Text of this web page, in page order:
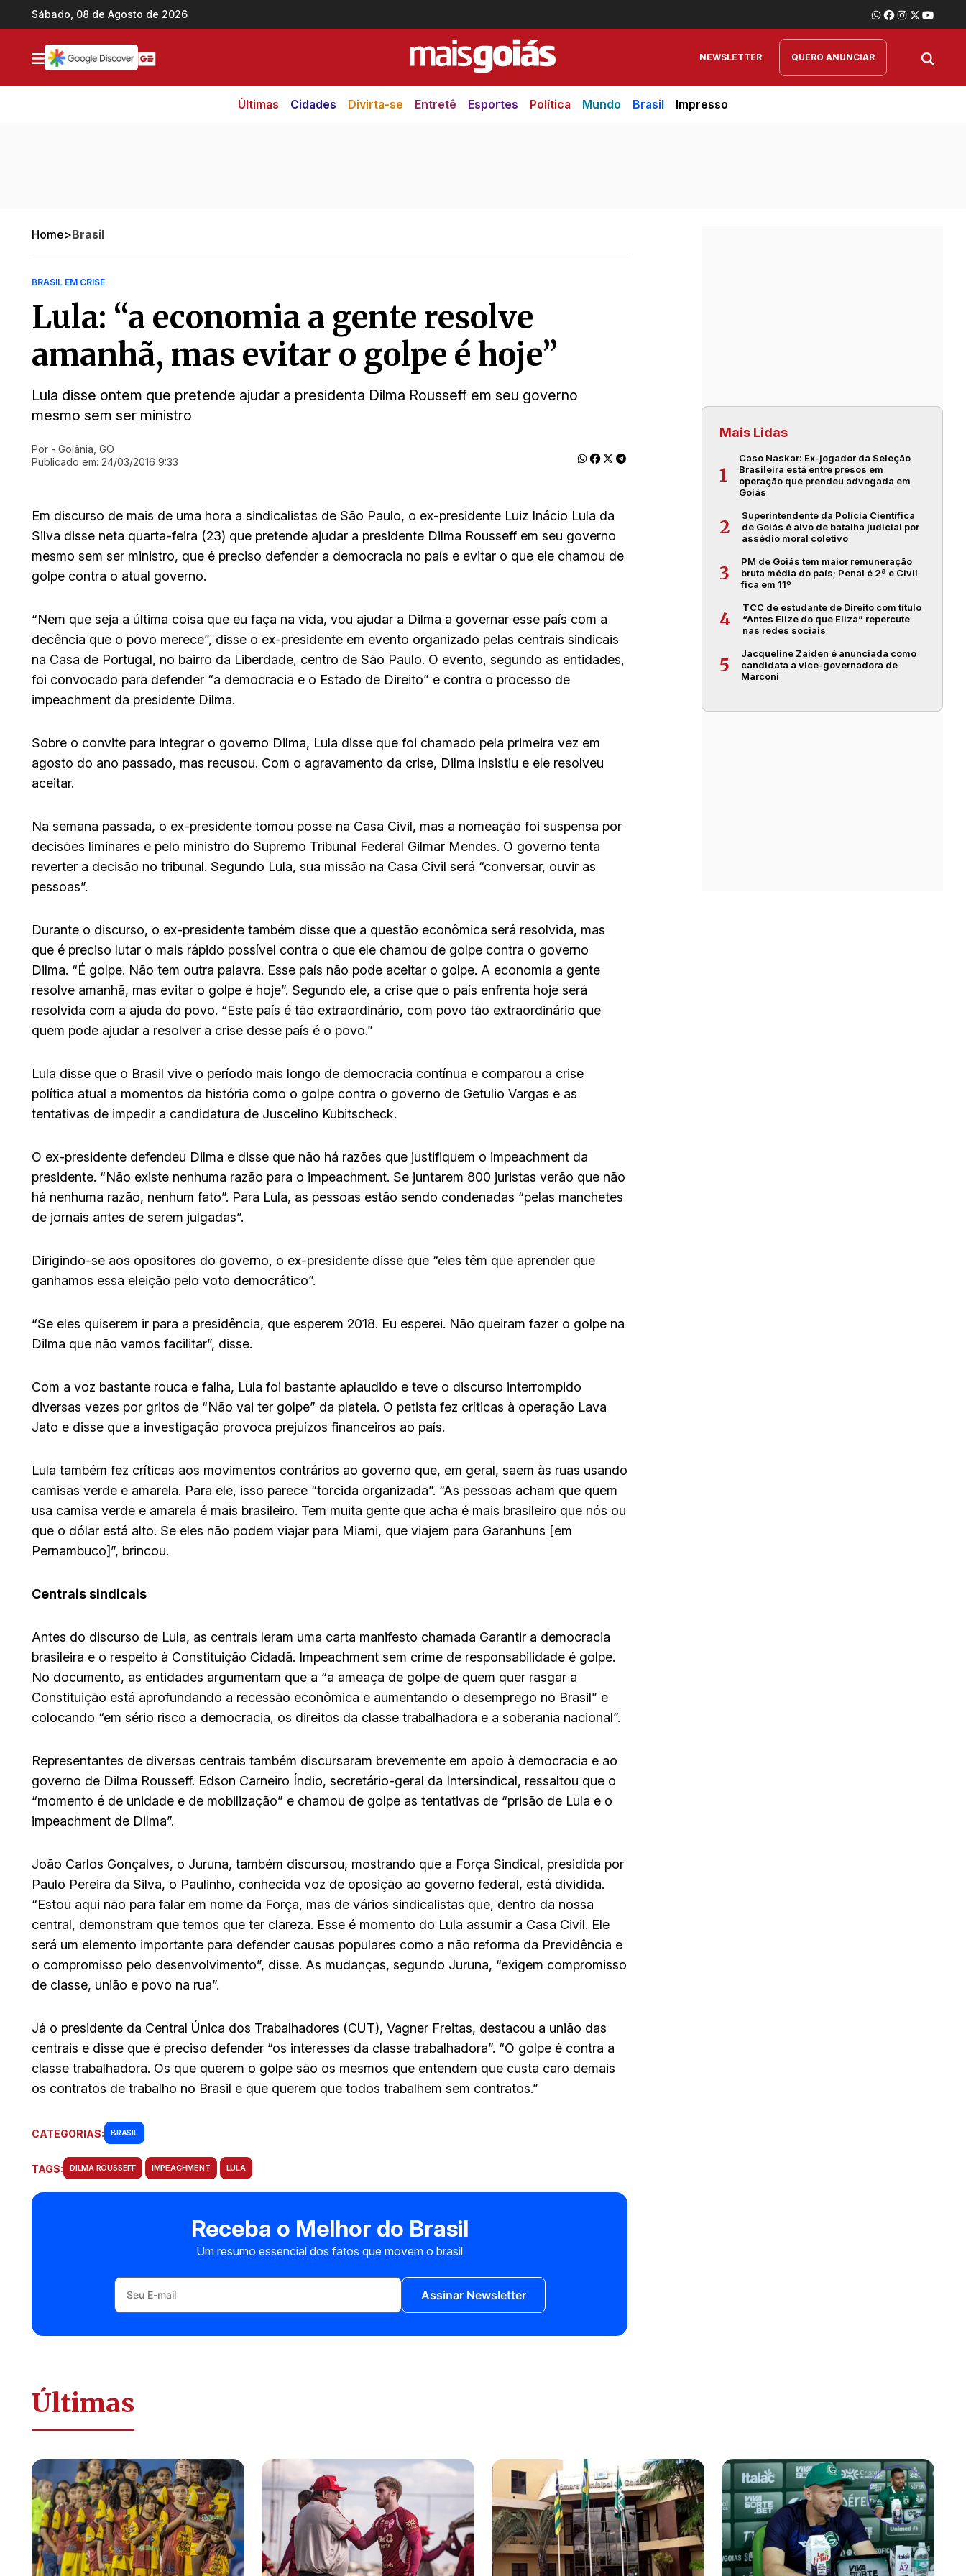
Ir direto pro conteúdo
Sábado, 08 de Agosto de 2026
NEWSLETTER QUERO ANUNCIAR
Últimas Cidades Divirta-se Entretê Esportes Política Mundo Brasil Impresso
Home>Brasil
BRASIL EM CRISE
Lula: “a economia a gente resolve
amanhã, mas evitar o golpe é hoje”
Lula disse ontem que pretende ajudar a presidenta Dilma Rousseff em seu governo
mesmo sem ser ministro
Ir direto pra matéria
Por - Goiânia, GO
Publicado em: 24/03/2016 9:33
Em discurso de mais de uma hora a sindicalistas de São Paulo, o ex-presidente Luiz Inácio Lula da
Silva disse neta quarta-feira (23) que pretende ajudar a presidente Dilma Rousseff em seu governo
mesmo sem ser ministro, que é preciso defender a democracia no país e evitar o que ele chamou de
golpe contra o atual governo.
“Nem que seja a última coisa que eu faça na vida, vou ajudar a Dilma a governar esse país com a
decência que o povo merece”, disse o ex-presidente em evento organizado pelas centrais sindicais
na Casa de Portugal, no bairro da Liberdade, centro de São Paulo. O evento, segundo as entidades,
foi convocado para defender “a democracia e o Estado de Direito” e contra o processo de
impeachment da presidente Dilma.
Sobre o convite para integrar o governo Dilma, Lula disse que foi chamado pela primeira vez em
agosto do ano passado, mas recusou. Com o agravamento da crise, Dilma insistiu e ele resolveu
aceitar.
Na semana passada, o ex-presidente tomou posse na Casa Civil, mas a nomeação foi suspensa por
decisões liminares e pelo ministro do Supremo Tribunal Federal Gilmar Mendes. O governo tenta
reverter a decisão no tribunal. Segundo Lula, sua missão na Casa Civil será “conversar, ouvir as
pessoas”.
Durante o discurso, o ex-presidente também disse que a questão econômica será resolvida, mas
que é preciso lutar o mais rápido possível contra o que ele chamou de golpe contra o governo
Dilma. “É golpe. Não tem outra palavra. Esse país não pode aceitar o golpe. A economia a gente
resolve amanhã, mas evitar o golpe é hoje”. Segundo ele, a crise que o país enfrenta hoje será
resolvida com a ajuda do povo. “Este país é tão extraordinário, com povo tão extraordinário que
quem pode ajudar a resolver a crise desse país é o povo.”
Lula disse que o Brasil vive o período mais longo de democracia contínua e comparou a crise
política atual a momentos da história como o golpe contra o governo de Getulio Vargas e as
tentativas de impedir a candidatura de Juscelino Kubitscheck.
O ex-presidente defendeu Dilma e disse que não há razões que justifiquem o impeachment da
presidente. “Não existe nenhuma razão para o impeachment. Se juntarem 800 juristas verão que não
há nenhuma razão, nenhum fato”. Para Lula, as pessoas estão sendo condenadas “pelas manchetes
de jornais antes de serem julgadas”.
Dirigindo-se aos opositores do governo, o ex-presidente disse que “eles têm que aprender que
ganhamos essa eleição pelo voto democrático”.
“Se eles quiserem ir para a presidência, que esperem 2018. Eu esperei. Não queiram fazer o golpe na
Dilma que não vamos facilitar”, disse.
Com a voz bastante rouca e falha, Lula foi bastante aplaudido e teve o discurso interrompido
diversas vezes por gritos de “Não vai ter golpe” da plateia. O petista fez críticas à operação Lava
Jato e disse que a investigação provoca prejuízos financeiros ao país.
Lula também fez críticas aos movimentos contrários ao governo que, em geral, saem às ruas usando
camisas verde e amarela. Para ele, isso parece “torcida organizada”. “As pessoas acham que quem
usa camisa verde e amarela é mais brasileiro. Tem muita gente que acha é mais brasileiro que nós ou
que o dólar está alto. Se eles não podem viajar para Miami, que viajem para Garanhuns [em
Pernambuco]”, brincou.
Centrais sindicais
Antes do discurso de Lula, as centrais leram uma carta manifesto chamada Garantir a democracia
brasileira e o respeito à Constituição Cidadã. Impeachment sem crime de responsabilidade é golpe.
No documento, as entidades argumentam que a “a ameaça de golpe de quem quer rasgar a
Constituição está aprofundando a recessão econômica e aumentando o desemprego no Brasil” e
colocando “em sério risco a democracia, os direitos da classe trabalhadora e a soberania nacional”.
Representantes de diversas centrais também discursaram brevemente em apoio à democracia e ao
governo de Dilma Rousseff. Edson Carneiro Índio, secretário-geral da Intersindical, ressaltou que o
“momento é de unidade e de mobilização” e chamou de golpe as tentativas de “prisão de Lula e o
impeachment de Dilma”.
João Carlos Gonçalves, o Juruna, também discursou, mostrando que a Força Sindical, presidida por
Paulo Pereira da Silva, o Paulinho, conhecida voz de oposição ao governo federal, está dividida.
“Estou aqui não para falar em nome da Força, mas de vários sindicalistas que, dentro da nossa
central, demonstram que temos que ter clareza. Esse é momento do Lula assumir a Casa Civil. Ele
será um elemento importante para defender causas populares como a não reforma da Previdência e
o compromisso pelo desenvolvimento”, disse. As mudanças, segundo Juruna, “exigem compromisso
de classe, união e povo na rua”.
Já o presidente da Central Única dos Trabalhadores (CUT), Vagner Freitas, destacou a união das
centrais e disse que é preciso defender “os interesses da classe trabalhadora”. “O golpe é contra a
classe trabalhadora. Os que querem o golpe são os mesmos que entendem que custa caro demais
os contratos de trabalho no Brasil e que querem que todos trabalhem sem contratos.”
CATEGORIAS: BRASIL
TAGS: DILMA ROUSSEFF IMPEACHMENT LULA
Receba o Melhor do Brasil
Um resumo essencial dos fatos que movem o brasil
Assinar Newsletter
Mais Lidas
1
Caso Naskar: Ex-jogador da Seleção
Brasileira está entre presos em
operação que prendeu advogada em
Goiás
2
Superintendente da Polícia Científica
de Goiás é alvo de batalha judicial por
assédio moral coletivo
3
PM de Goiás tem maior remuneração
bruta média do país; Penal é 2ª e Civil
fica em 11º
4
TCC de estudante de Direito com título
“Antes Elize do que Eliza” repercute
nas redes sociais
5
Jacqueline Zaiden é anunciada como
candidata a vice-governadora de
Marconi
Últimas